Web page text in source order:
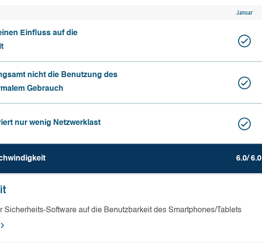
Januar
Einfluss auf die
nicht die Benutzung des
Gebrauch
nur wenig Netzwerklast
6.0/ 6.0
Sicherheits-Software auf die Benutzbarkeit des Smartphones/Tablets